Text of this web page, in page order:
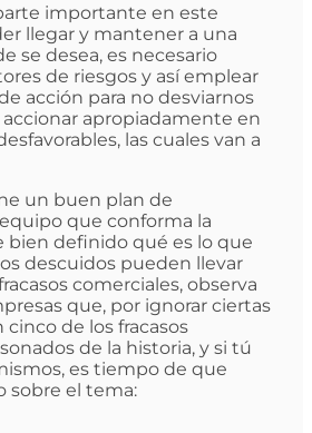
importante en este
llegar y mantener a una
se desea, es necesario
de riesgos y así emplear
acción para no desviarnos
apropiadamente en
las cuales van a
un buen plan de
que conforma la
bien definido qué es lo que
descuidos pueden llevar
comerciales, observa
que, por ignorar ciertas
de los fracasos
de la historia, y si tú
es tiempo de que
sobre el tema: